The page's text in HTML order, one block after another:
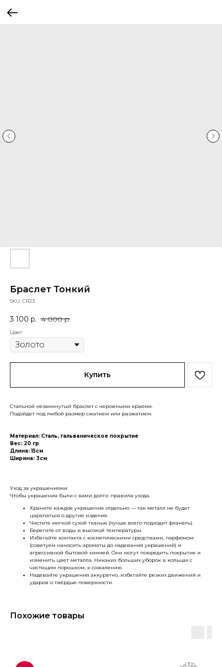
Браслет Тонкий
SKU: CR23
3 100 р. 4 000 р.
Цвет
Купить
Стальной незамкнутый браслет с неровными краями.
Подойдет под любой размер сжатием или разжатием.
Материал: Сталь, гальваническое покрытие
Вес: 20 гр
Длина: 15см
Ширина: 3см
Уход за украшениями
Чтобы украшения были с вами долго: правила ухода.
Храните каждое украшение отдельно — так металл не будет
царапаться о другие изделия.
Чистите мягкой сухой тканью (лучше всего подходит фланель).
Берегите от воды и высокой температуры.
Избегайте контакта с косметическими средствами, парфюмом
(советуем наносить ароматы до надевания украшений) и
агрессивной бытовой химией. Они могут повредить покрытие и
изменить цвет металла. Никаких больших уборок в кольцах с
чистящим порошком, к сожалению.
Надевайте украшения аккуратно, избегайте резких движений и
ударов о твёрдые поверхности.
Похожие товары